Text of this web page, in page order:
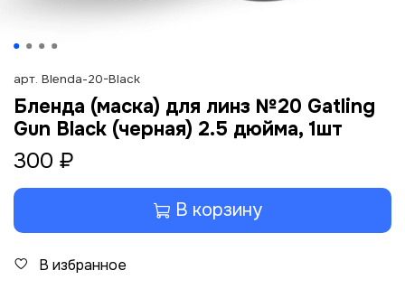
арт. Blenda-20-Black
Бленда (маска) для линз №20 Gatling
Gun Black (черная) 2.5 дюйма, 1шт
300 ₽
В корзину
В избранное